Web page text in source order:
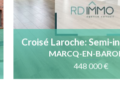
Croisé Laroche: Semi-
sud-ouest et
MARCQ-EN-
448 000 €